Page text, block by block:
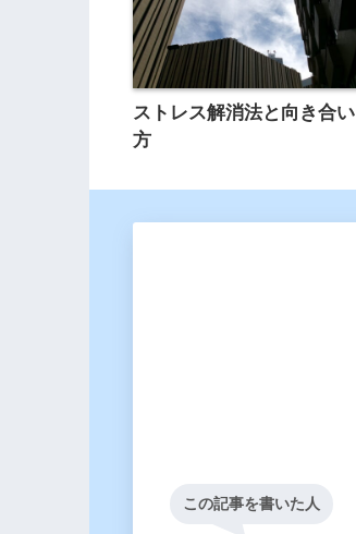
ストレス解消法と向き合い
方
この記事を書いた人